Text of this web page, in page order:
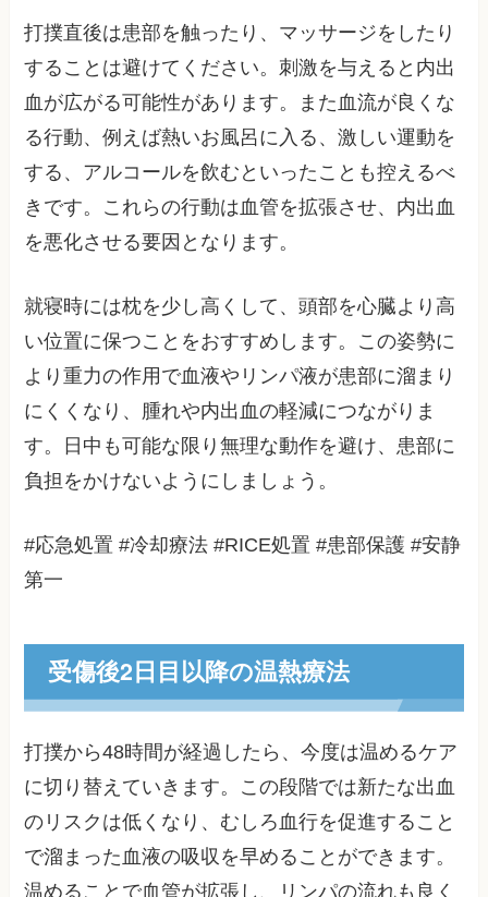
打撲直後は患部を触ったり、マッサージをしたり
することは避けてください。刺激を与えると内出
血が広がる可能性があります。また血流が良くな
る行動、例えば熱いお風呂に入る、激しい運動を
する、アルコールを飲むといったことも控えるべ
きです。これらの行動は血管を拡張させ、内出血
を悪化させる要因となります。
就寝時には枕を少し高くして、頭部を心臓より高
い位置に保つことをおすすめします。この姿勢に
より重力の作用で血液やリンパ液が患部に溜まり
にくくなり、腫れや内出血の軽減につながりま
す。日中も可能な限り無理な動作を避け、患部に
負担をかけないようにしましょう。
#応急処置 #冷却療法 #RICE処置 #患部保護 #安静
第一
受傷後2日目以降の温熱療法
打撲から48時間が経過したら、今度は温めるケア
に切り替えていきます。この段階では新たな出血
のリスクは低くなり、むしろ血行を促進すること
で溜まった血液の吸収を早めることができます。
温めることで血管が拡張し、リンパの流れも良く